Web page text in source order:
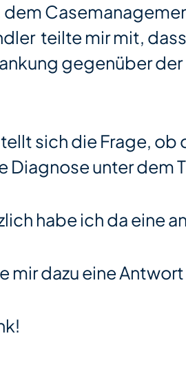
dem
teilte mir mit,
gegenüber
sich die Frage, ob
Diagnose unter dem
habe ich da eine
mir dazu eine